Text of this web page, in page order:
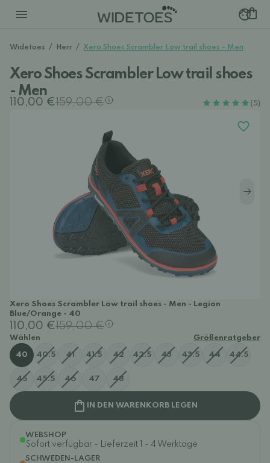
Widetoes / Herr / Xero Shoes Scrambler Low trail shoes - Men
Xero Shoes Scrambler Low trail shoes
- Men
110,00 €159,00 € (5)
Xero Shoes Scrambler Low trail shoes - Men - Legion
Blue/Orange - 40
110,00 €159,00 €
Wählen Größenratgeber
40 40.5 41 41.5 42 42.5 43 43.5 44 44.5
45 45.5 46 47 48
IN DEN WARENKORB LEGEN
WEBSHOP
Sofort verfügbar - Lieferzeit 1 - 4 Werktage
SCHWEDEN-LAGER